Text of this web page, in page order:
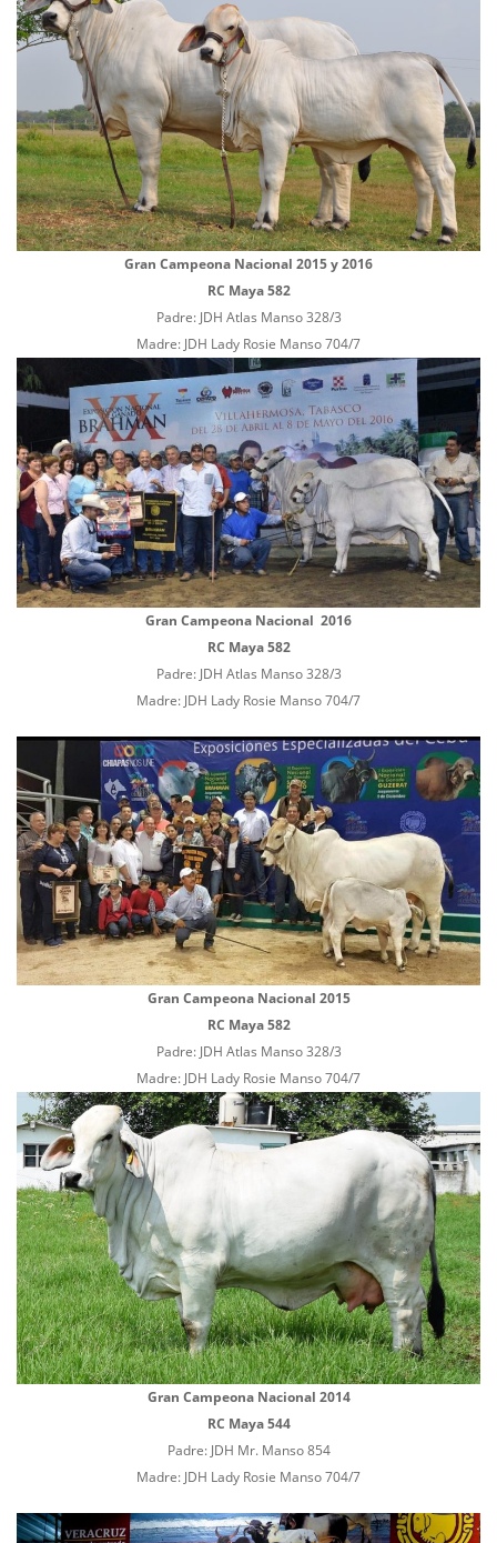
Gran Campeona Nacional 2015 y 2016
RC Maya 582
Padre: JDH Atlas Manso 328/3
Madre: JDH Lady Rosie Manso 704/7
Gran Campeona Nacional 2016
RC Maya 582
Padre: JDH Atlas Manso 328/3
Madre: JDH Lady Rosie Manso 704/7
Gran Campeona Nacional 2015
RC Maya 582
Padre: JDH Atlas Manso 328/3
Madre: JDH Lady Rosie Manso 704/7
Gran Campeona Nacional 2014
RC Maya 544
Padre: JDH Mr. Manso 854
Madre: JDH Lady Rosie Manso 704/7